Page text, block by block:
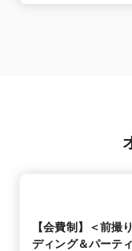
【会費制】＜前撮
ディング＆パーテ